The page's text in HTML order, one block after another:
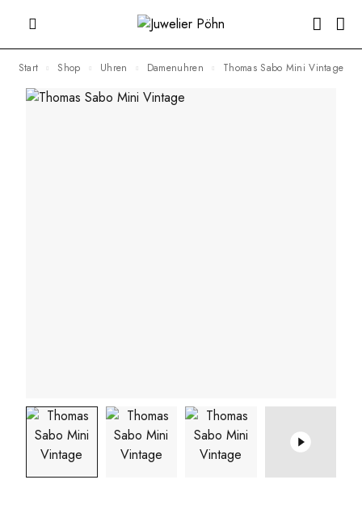
Start Shop Uhren Damenuhren Thomas Sabo Mini Vintage